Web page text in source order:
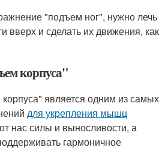
"подъем ног", нужно лечь
вверх и сделать их движения, как
корпуса"
является одним из самых
для укрепления мышц
нас силы и выносливости, а
гармоничное